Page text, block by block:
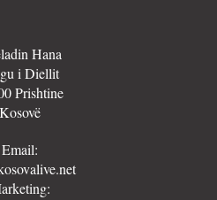
Hana
i Diellit
Prishtine
Kosovë
Email: